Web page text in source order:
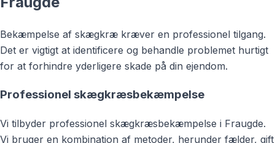
Bekæmpelse af skægkræ kræver en professionel tilgang.
Det er vigtigt at identificere og behandle problemet hurtigt
for at forhindre yderligere skade på din ejendom.
Professionel skægkræsbekæmpelse
Vi tilbyder professionel skægkræsbekæmpelse i Fraugde.
Vi bruger en kombination af metoder, herunder fælder, gift